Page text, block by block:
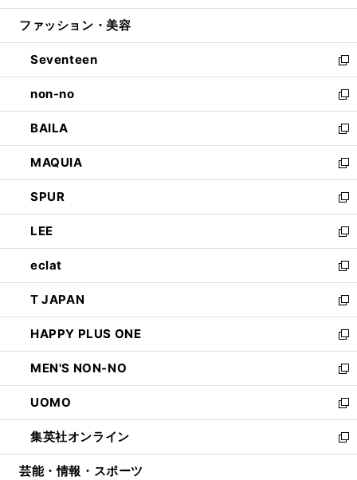
開
ウ
開
く
ン
ウ
で
開
く
ウ
ン
ド
ウ
で
開
く
ファッション・美容
Seventeen
新
し
い
ウ
ィ
ン
ド
ウ
で
開
く
non-no
新
し
い
ウ
ィ
ン
ド
ウ
で
開
く
BAILA
新
し
い
ウ
ィ
ン
ド
ウ
で
開
く
MAQUIA
新
し
い
ウ
ィ
ン
ド
ウ
で
開
く
SPUR
新
し
い
ウ
ィ
ン
ド
ウ
で
開
く
LEE
新
し
い
ウ
ィ
ン
ド
ウ
で
開
く
eclat
新
し
い
ウ
ィ
ン
ド
ウ
で
開
く
T JAPAN
新
し
い
ウ
ィ
ン
ド
ウ
で
開
HAPPY PLUS ONE
新
し
い
ウ
ィ
ン
ド
ウ
MEN'S NON-NO
新
し
い
ウ
ィ
ン
UOMO
新
し
い
ウ
集英社オンライン
新
し
芸能・情報・スポーツ